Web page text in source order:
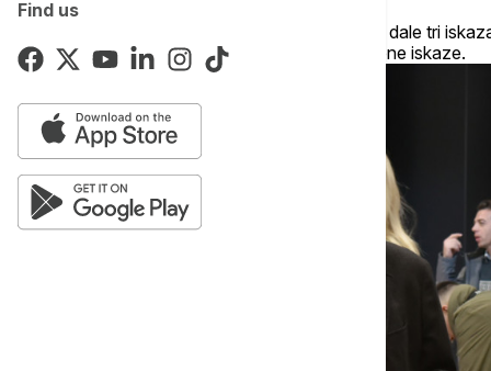
Find us
Takođe, rekao je da su devojke uglavnom dale tri
smatra da je tužiteljka dopunjavala određene iskaze.